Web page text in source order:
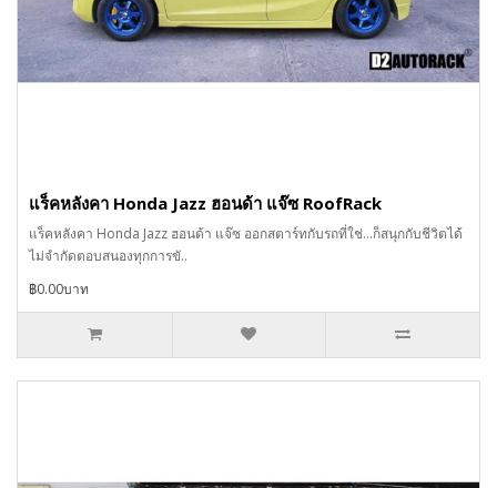
แร็คหลังคา Honda Jazz ฮอนด้า แจ๊ซ RoofRack
แร็คหลังคา Honda Jazz ฮอนด้า แจ๊ซ ออกสตาร์ทกับรถที่ใช่…ก็สนุกกับชีวิตได้
ไม่จำกัดตอบสนองทุกการขั..
฿0.00บาท